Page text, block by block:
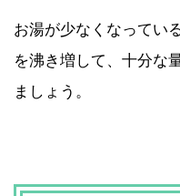
お湯が少なくなってい
を沸き増して、十分な
ましょう。